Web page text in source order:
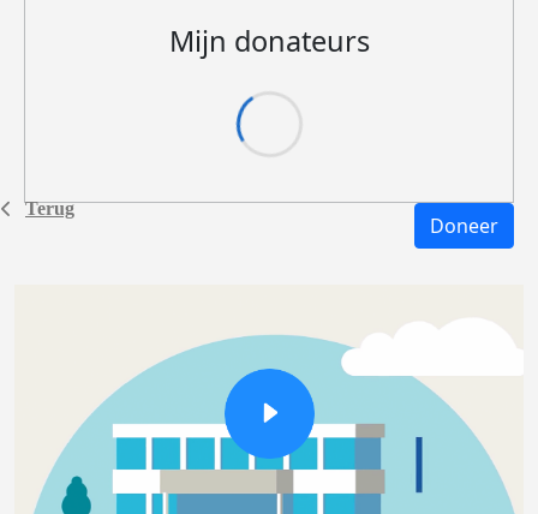
Terug
Mijn donateurs
Doneer